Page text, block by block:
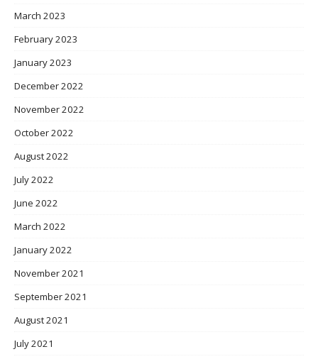
March 2023
February 2023
January 2023
December 2022
November 2022
October 2022
August 2022
July 2022
June 2022
March 2022
January 2022
November 2021
September 2021
August 2021
July 2021